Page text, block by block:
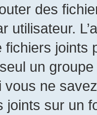
des
utilisateur.
fichiers
un
vous ne
joints sur un